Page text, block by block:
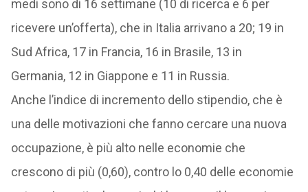
medi sono di 16 settimane (10 di ricerca e 6 per
ricevere un’offerta), che in Italia arrivano a 20; 19 in
Sud Africa, 17 in Francia, 16 in Brasile, 13 in
Germania, 12 in Giappone e 11 in Russia.
Anche l’indice di incremento dello stipendio, che è
una delle motivazioni che fanno cercare una nuova
occupazione, è più alto nelle economie che
crescono di più (0,60), contro lo 0,40 delle economie